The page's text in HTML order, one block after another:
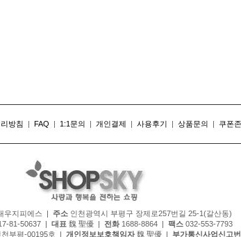
방침 | FAQ | 1:1문의 | 개인결제 | 사용후기 | 상품문의 | 쿠폰존
우지피에스 | 주소 인천광역시 부평구 장제로257번길 25-1(갈산동)
81-50637 | 대표 魏 聖優 | 전화1688-8864 | 팩스 032-553-7793
천부평-00195호 | 개인정보보호책임자魏 聖優 | 부가통신사업신고